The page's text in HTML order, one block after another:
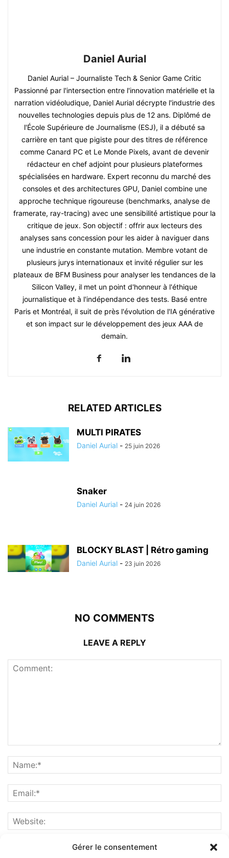
Gérer le consentement
Daniel Aurial
Daniel Aurial – Journaliste Tech & Senior Game Critic
Passionné par l'intersection entre l'innovation matérielle et la
narration vidéoludique, Daniel Aurial décrypte l'industrie des
nouvelles technologies depuis plus de 12 ans. Diplômé de
l'École Supérieure de Journalisme (ESJ), il a débuté sa
carrière en tant que pigiste pour des titres de référence
comme Canard PC et Le Monde Pixels, avant de devenir
rédacteur en chef adjoint pour plusieurs plateformes
spécialisées en hardware. Expert reconnu du marché des
consoles et des architectures GPU, Daniel combine une
approche technique rigoureuse (benchmarks, analyse de
framerate, ray-tracing) avec une sensibilité artistique pour la
critique de jeux. Son objectif : offrir aux lecteurs des
analyses sans concession pour les aider à naviguer dans
une industrie en constante mutation. Membre votant de
plusieurs jurys internationaux et invité régulier sur les
plateaux de BFM Business pour analyser les tendances de la
Silicon Valley, il met un point d'honneur à l'éthique
journalistique et à l'indépendance des tests. Basé entre
Paris et Montréal, il suit de près l'évolution de l'IA générative
et son impact sur le développement des jeux AAA de
demain.
RELATED ARTICLES
MULTI PIRATES
Daniel Aurial - 25 juin 2026
Snaker
Daniel Aurial - 24 juin 2026
BLOCKY BLAST | Rétro gaming
Daniel Aurial - 23 juin 2026
NO COMMENTS
LEAVE A REPLY